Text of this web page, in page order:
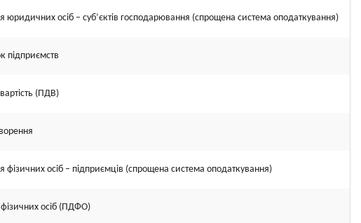
осіб – суб’єктів господарювання (спрощена система оподаткування)
підприємств
(ПДВ)
осіб – підприємців (спрощена система оподаткування)
осіб (ПДФО)